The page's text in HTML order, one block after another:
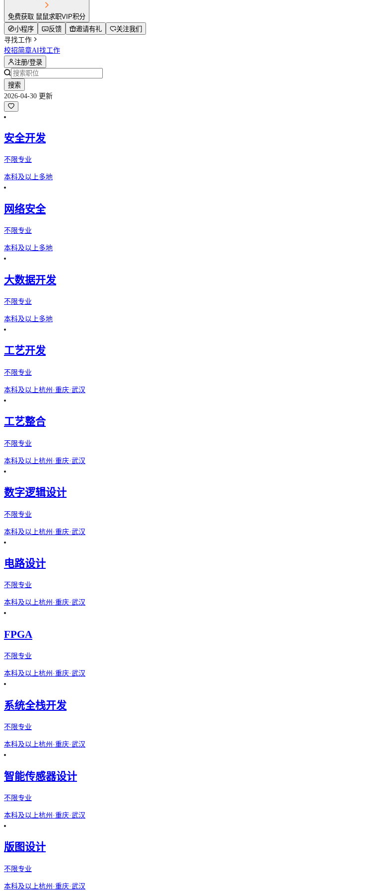
免费获取 鼠鼠求职VIP积分
小程序 反馈 邀请有礼
关注我们
寻找工作
校招简章AI找工作
注册/登录
搜索
2026-04-30 更新
安全开发
不限专业
本科及以上多地
网络安全
不限专业
本科及以上多地
大数据开发
不限专业
本科及以上多地
工艺开发
不限专业
本科及以上杭州·重庆·武汉
工艺整合
不限专业
本科及以上杭州·重庆·武汉
数字逻辑设计
不限专业
本科及以上杭州·重庆·武汉
电路设计
不限专业
本科及以上杭州·重庆·武汉
FPGA
不限专业
本科及以上杭州·重庆·武汉
系统全栈开发
不限专业
本科及以上杭州·重庆·武汉
智能传感器设计
不限专业
本科及以上杭州·重庆·武汉
版图设计
不限专业
本科及以上杭州·重庆·武汉